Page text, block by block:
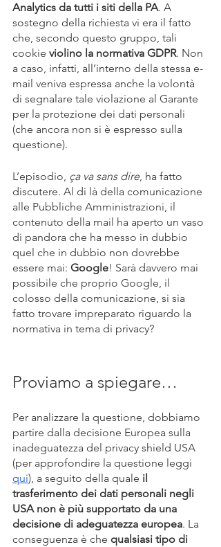
Analytics da tutti i siti della PA. A
sostegno della richiesta vi era il fatto
che, secondo questo gruppo, tali
cookie violino la normativa GDPR. Non
a caso, infatti, all’interno della stessa e-
mail veniva espressa anche la volontà
di segnalare tale violazione al Garante
per la protezione dei dati personali
(che ancora non si è espresso sulla
questione).
L’episodio, ça va sans dire, ha fatto
discutere. Al di là della comunicazione
alle Pubbliche Amministrazioni, il
contenuto della mail ha aperto un vaso
di pandora che ha messo in dubbio
quel che in dubbio non dovrebbe
essere mai: Google! Sarà davvero mai
possibile che proprio Google, il
colosso della comunicazione, si sia
fatto trovare impreparato riguardo la
normativa in tema di privacy?
Proviamo a spiegare…
Per analizzare la questione, dobbiamo
partire dalla decisione Europea sulla
inadeguatezza del privacy shield USA
(per approfondire la questione leggi
qui), a seguito della quale il
trasferimento dei dati personali negli
USA non è più supportato da una
decisione di adeguatezza europea. La
conseguenza è che qualsiasi tipo di